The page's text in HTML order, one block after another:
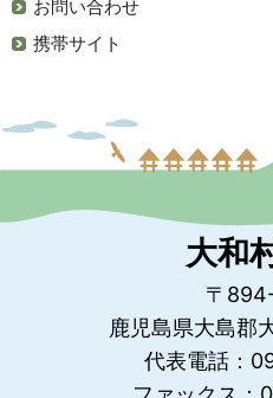
お問い合わせ
携帯サイト
大和
〒
鹿児島県大島郡
代表電話：